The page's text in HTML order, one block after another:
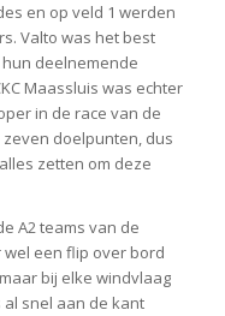
en op veld 1 werden
Valto was het best
deelnemende
Maassluis was echter
in de race van de
doelpunten, dus
zetten om deze
A2 teams van de
wel een flip over bord
bij elke windvlaag
snel aan de kant